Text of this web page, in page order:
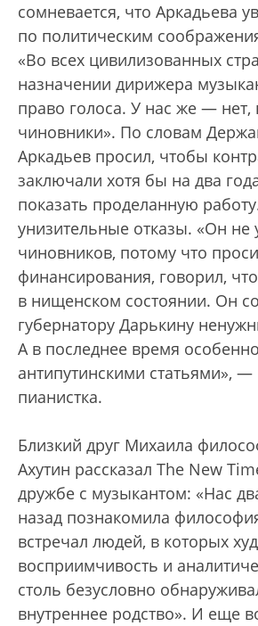
сомневается, что Аркадьева
по политическим
«Во всех цивилизованных
назначении дирижера
право голоса. У нас же —
чиновники». По словам
Аркадьев просил, чтобы
заключали хотя бы на два
показать проделанную
унизительные отказы. «Он не
чиновников, потому что
финансирования, говорил,
в нищенском состоянии. Он
губернатору Дарькину
А в последнее время
антипутинскими статьями»,
пианистка.
Близкий друг Михаила
Ахутин рассказал The New
дружбе с музыкантом: «Нас
назад познакомила
встречал людей, в которых
восприимчивость и
столь безусловно
внутреннее родство». И еще